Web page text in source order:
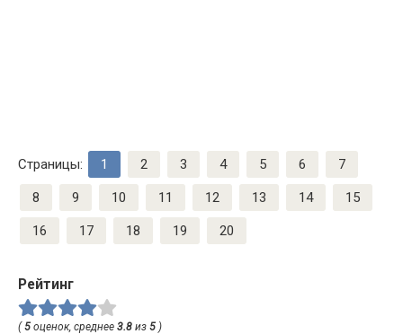
Страницы: 1 2 3 4 5 6 7
8 9 10 11 12 13 14 15
16 17 18 19 20
Рейтинг
(5 оценок, среднее 3.8 из 5 )